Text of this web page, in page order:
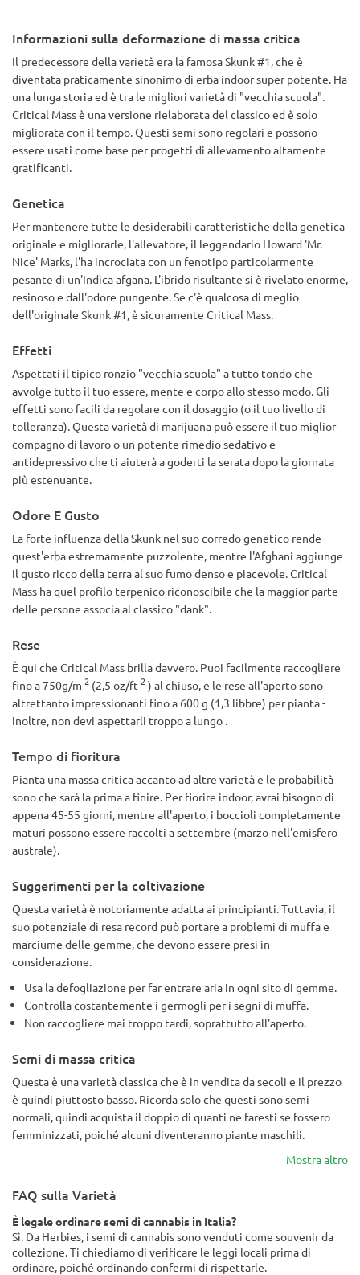
Informazioni sulla deformazione di massa critica
Il predecessore della varietà era la famosa Skunk #1, che è
diventata praticamente sinonimo di erba indoor super potente. Ha
una lunga storia ed è tra le migliori varietà di "vecchia scuola".
Critical Mass è una versione rielaborata del classico ed è solo
migliorata con il tempo. Questi semi sono regolari e possono
essere usati come base per progetti di allevamento altamente
gratificanti.
Genetica
Per mantenere tutte le desiderabili caratteristiche della genetica
originale e migliorarle, l'allevatore, il leggendario Howard 'Mr.
Nice' Marks, l'ha incrociata con un fenotipo particolarmente
pesante di un'Indica afgana. L'ibrido risultante si è rivelato enorme,
resinoso e dall'odore pungente. Se c'è qualcosa di meglio
dell'originale Skunk #1, è sicuramente Critical Mass.
Effetti
Aspettati il tipico ronzio "vecchia scuola" a tutto tondo che
avvolge tutto il tuo essere, mente e corpo allo stesso modo. Gli
effetti sono facili da regolare con il dosaggio (o il tuo livello di
tolleranza). Questa varietà di marijuana può essere il tuo miglior
compagno di lavoro o un potente rimedio sedativo e
antidepressivo che ti aiuterà a goderti la serata dopo la giornata
più estenuante.
Odore E Gusto
La forte influenza della Skunk nel suo corredo genetico rende
quest'erba estremamente puzzolente, mentre l'Afghani aggiunge
il gusto ricco della terra al suo fumo denso e piacevole. Critical
Mass ha quel profilo terpenico riconoscibile che la maggior parte
delle persone associa al classico "dank".
Rese
È qui che Critical Mass brilla davvero. Puoi facilmente raccogliere
fino a 750g/m 2 (2,5 oz/ft 2) al chiuso, e le rese all'aperto sono
altrettanto impressionanti fino a 600 g (1,3 libbre) per pianta -
inoltre, non devi aspettarli troppo a lungo .
Tempo di fioritura
Pianta una massa critica accanto ad altre varietà e le probabilità
sono che sarà la prima a finire. Per fiorire indoor, avrai bisogno di
appena 45-55 giorni, mentre all'aperto, i boccioli completamente
maturi possono essere raccolti a settembre (marzo nell'emisfero
australe).
Suggerimenti per la coltivazione
Questa varietà è notoriamente adatta ai principianti. Tuttavia, il
suo potenziale di resa record può portare a problemi di muffa e
marciume delle gemme, che devono essere presi in
considerazione.
Usa la defogliazione per far entrare aria in ogni sito di gemme.
Controlla costantemente i germogli per i segni di muffa.
Non raccogliere mai troppo tardi, soprattutto all'aperto.
Semi di massa critica
Questa è una varietà classica che è in vendita da secoli e il prezzo
è quindi piuttosto basso. Ricorda solo che questi sono semi
normali, quindi acquista il doppio di quanti ne faresti se fossero
femminizzati, poiché alcuni diventeranno piante maschili.
Mostra altro
FAQ sulla Varietà
È legale ordinare semi di cannabis in Italia?
Sì. Da Herbies, i semi di cannabis sono venduti come souvenir da
collezione. Ti chiediamo di verificare le leggi locali prima di
ordinare, poiché ordinando confermi di rispettarle.